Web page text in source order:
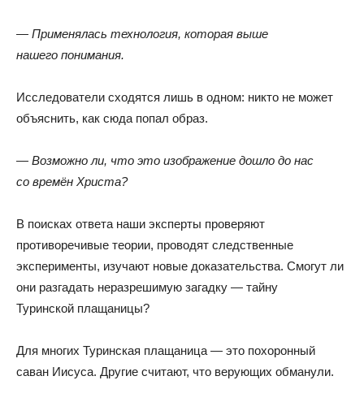
— Применялась технология, которая выше
нашего понимания.
Исследователи сходятся лишь в одном: никто не может
объяснить, как сюда попал образ.
— Возможно ли, что это изображение дошло до нас
со времён Христа?
В поисках ответа наши эксперты проверяют
противоречивые теории, проводят следственные
эксперименты, изучают новые доказательства. Смогут ли
они разгадать неразрешимую загадку — тайну
Туринской плащаницы?
Для многих Туринская плащаница — это похоронный
саван Иисуса. Другие считают, что верующих обманули.